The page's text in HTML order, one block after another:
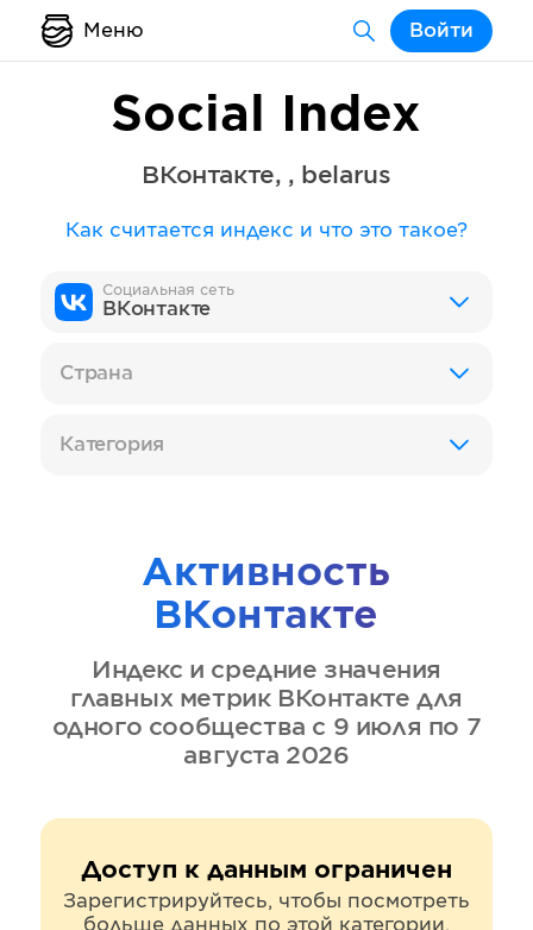
Меню Войти
Social Index
ВКонтакте, , belarus
Как считается индекс и что это такое?
Социальная сеть
ВКонтакте
Страна
Категория
Активность
ВКонтакте
Индекс и средние значения
главных метрик ВКонтакте для
одного сообщества с 9 июля по 7
августа 2026
Доступ к данным ограничен
Зарегистрируйтесь, чтобы посмотреть
больше данных по этой категории.